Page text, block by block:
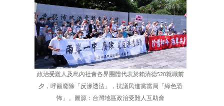
政治受難人及島內社會各界團體代表於賴清德520就職前
夕，呼籲廢除「反滲透法」，抗議民進黨當局「綠色恐
怖」。圖源：台灣地區政治受難人互助會